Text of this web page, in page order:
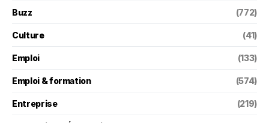
Buzz (772)
Culture (41)
Emploi (133)
Emploi & formation (574)
Entreprise (219)